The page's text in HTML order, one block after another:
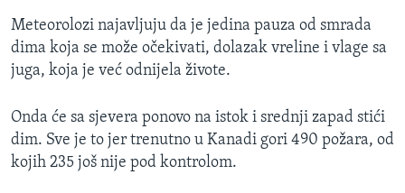
Meteorolozi najavljuju da je jedina pauza od smrada
dima koja se može očekivati, dolazak vreline i vlage sa
juga, koja je već odnijela živote.
Onda će sa sjevera ponovo na istok i srednji zapad stići
dim. Sve je to jer trenutno u Kanadi gori 490 požara, od
kojih 235 još nije pod kontrolom.